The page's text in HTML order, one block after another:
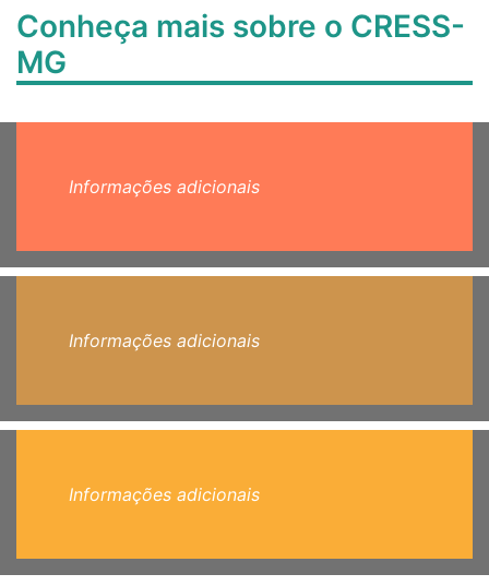
Conheça mais sobre o CRESS-
MG
Informações adicionais
Informações adicionais
Informações adicionais